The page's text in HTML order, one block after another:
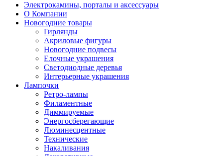
Электрокамины, порталы и аксессуары
О Компании
Новогодние товары
Гирлянды
Акриловые фигуры
Новогодние подвесы
Елочные украшения
Светодиодные деревья
Интерьерные украшения
Лампочки
Ретро-лампы
Филаментные
Диммируемые
Энергосберегающие
Люминесцентные
Технические
Накаливания